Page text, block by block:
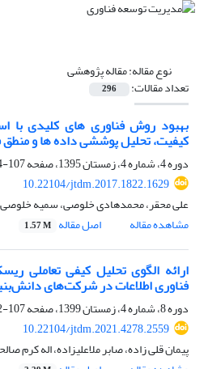
نوع مقاله:مقاله پژوهشی
تعداد مقالات: 296
بهبود روش فناوری های کلیدی با
کیفیت، تحلیل پوششی داده ها و منطق
دوره 4، شماره 4، زمستان 1395، صفحه
107-134
10.22104/jtdm.2017.1822.1629
علی محقر، محمدهادی خلوصی، سمیه خلوصی
مشاهده مقاله
اصل مقاله 1.57 M
ارائه الگوی تحلیل کیفی تعاملی
فناوری اطلاعات در شرکت‌های
دوره 8، شماره 4، زمستان 1399، صفحه
107-142
10.22104/jtdm.2021.4278.2559
پیمان قلی زاده، صابر ملاعلیزاده، اله کرم